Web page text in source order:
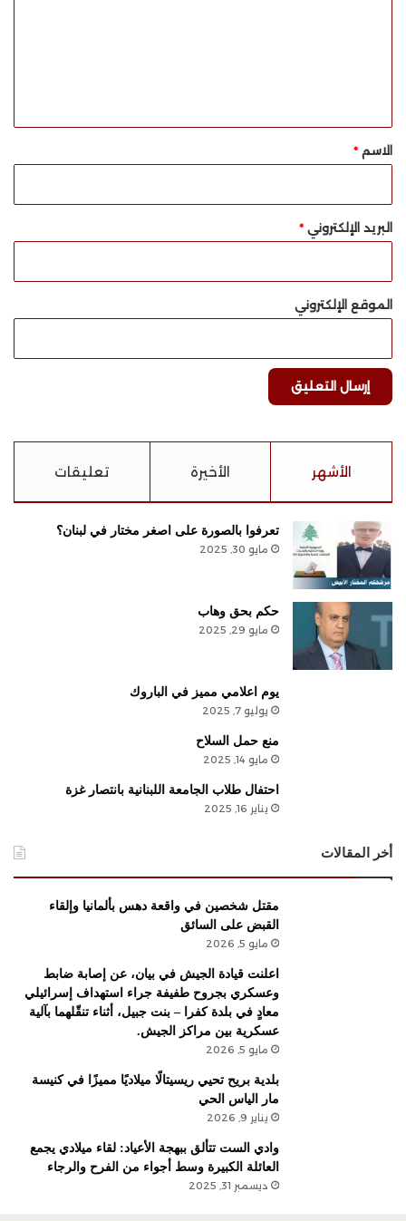
*
الاسم *
البريد الإلكتروني *
الموقع الإلكتروني
الأشهر الأخيرة تعليقات
تعرفوا بالصورة على اصغر مختار في لبنان؟
مايو 30, 2025
حكم بحق وهاب
مايو 29, 2025
يوم اعلامي مميز في الباروك
يوليو 7, 2025
منع حمل السلاح
مايو 14, 2025
احتفال طلاب الجامعة اللبنانية بانتصار غزة
يناير 16, 2025
أخر المقالات
مقتل شخصين في واقعة دهس بألمانيا وإلقاء
القبض على السائق
مايو 5, 2026
اعلنت قيادة الجيش في بيان، عن إصابة ضابط
وعسكري بجروح طفيفة جراء استهداف ​إسرائيل​ي
معادٍ في بلدة ​كفرا​ – ​بنت جبيل​، أثناء تنقّلهما بآلية
عسكرية بين مراكز الجيش.
مايو 5, 2026
بلدية بريح تحيي ريسيتالًا ميلاديًا مميزًا في كنيسة
مار الياس الحي
يناير 9, 2026
وادي الست تتألق ببهجة الأعياد: لقاء ميلادي يجمع
العائلة الكبيرة وسط أجواء من الفرح والرجاء
ديسمبر 31, 2025